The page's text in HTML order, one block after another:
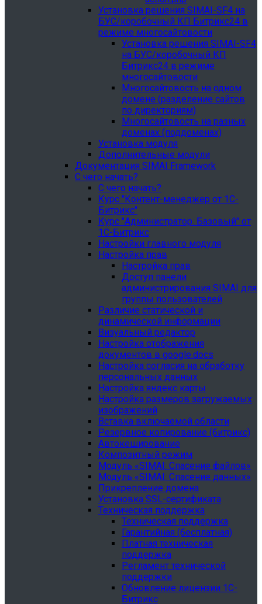
Установка решения SIMAI-SF4 на
БУС/коробочный КП Битрикс24 в
режиме многосайтовости
Установка решения SIMAI-SF4
на БУС/коробочный КП
Битрикс24 в режиме
многосайтовости
Многосайтовость на одном
домене (разделение сайтов
по директориям)
Многосайтовость на разных
доменах (поддоменах)
Установка модуля
Дополнительные модули
Документация SIMAI Framework
С чего начать?
С чего начать?
Курс "Контент-менеджер от 1С-
Битрикс"
Курс "Администратор. Базовый" от
1С-Битрикс
Настройки главного модуля
Настройка прав
Настройка прав
Доступ панели
администрирования SIMAI для
группы пользователей
Различие статической и
динамической информации
Визуальный редактор
Настройка отображения
документов в google.docs
Настройка согласия на обработку
персональных данных
Настройка яндекс карты
Настройка размеров загружаемых
изображений
Вставка включаемой области
Резервное копирование (битрикс)
Автокеширование
Композитный режим
Модуль «SIMAI: Спасение файлов»
Модуль «SIMAI: Спасение данных»
Прикрепление домена
Установка SSL-сертификата
Техническая поддержка
Техническая поддержка
Гарантийная (бесплатная)
Платная техническая
поддержка
Регламент технической
поддержки
Обновление лицензии 1С-
Битрикс